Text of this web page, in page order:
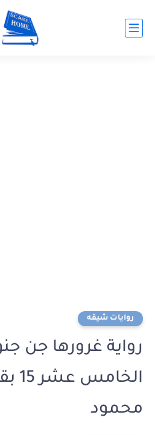
روايات شيقه
رواية غرورها جن
محمود